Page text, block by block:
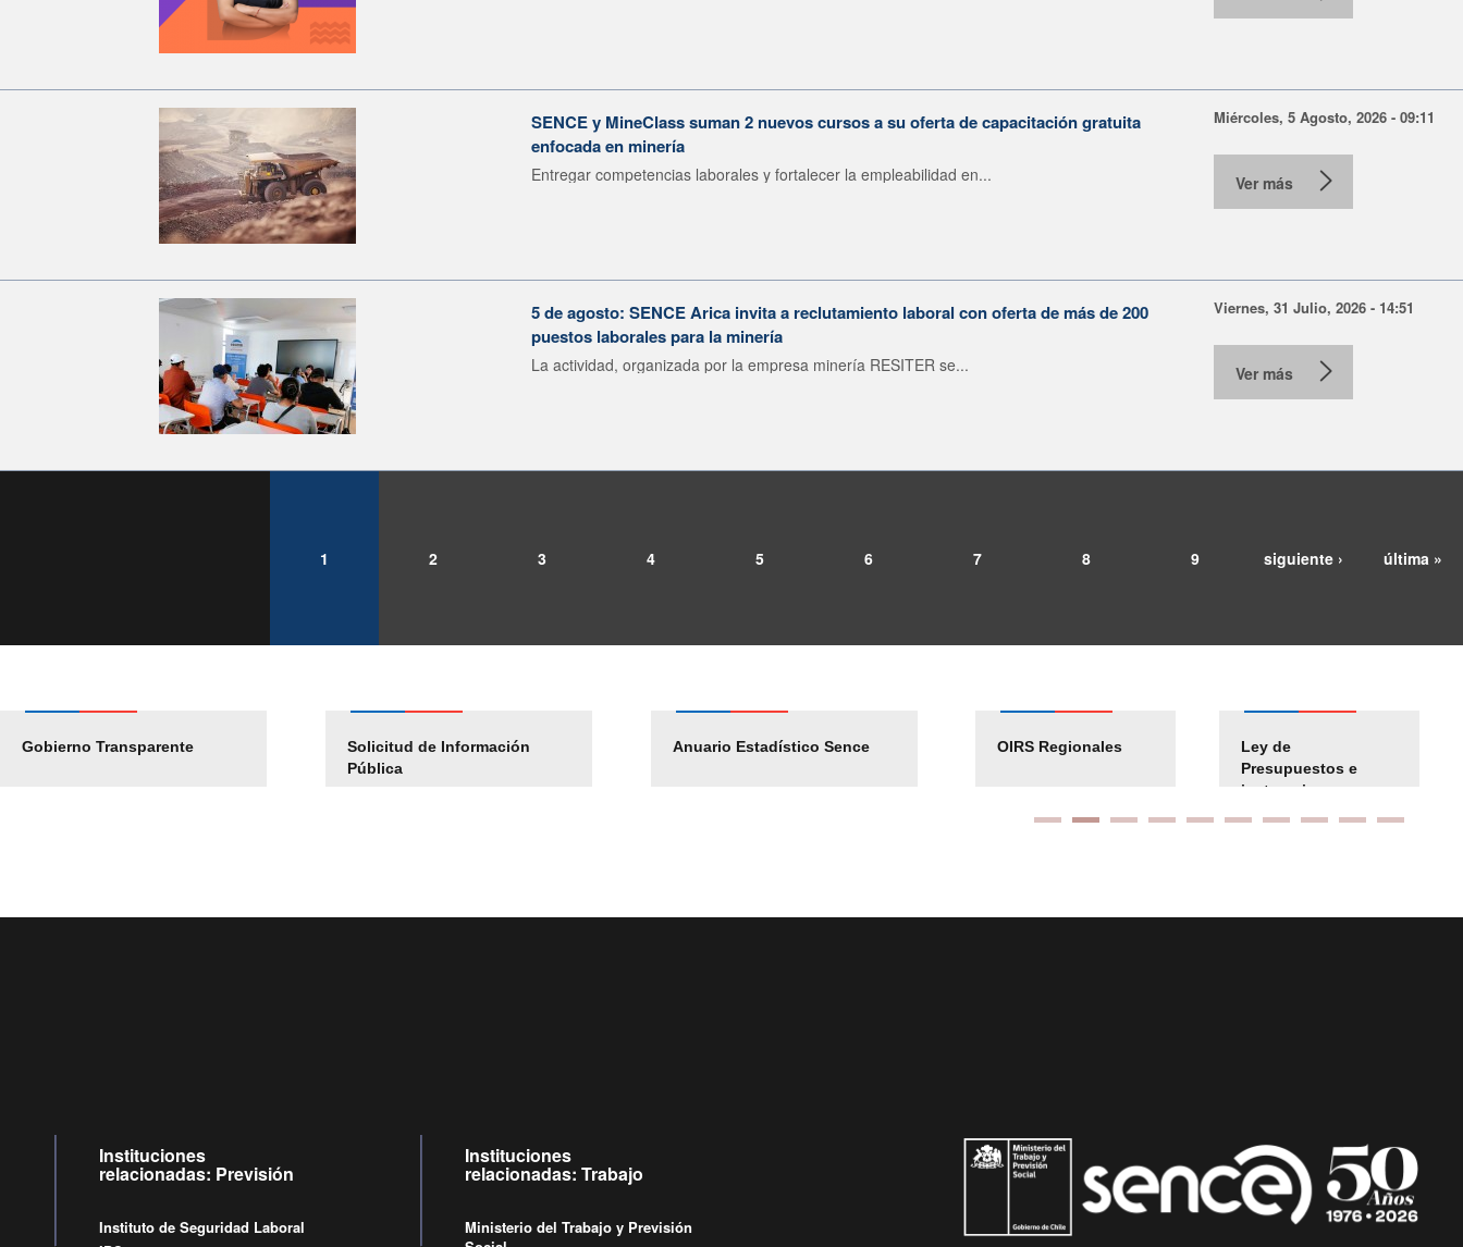
SENCE y MineClass suman 2 nuevos cursos a su oferta de capacitación gratuita
enfocada en minería
Entregar competencias laborales y fortalecer la empleabilidad en...
Miércoles, 5 Agosto, 2026 - 09:11
Ver más
5 de agosto: SENCE Arica invita a reclutamiento laboral con oferta de más de 200
puestos laborales para la minería
La actividad, organizada por la empresa minería RESITER se...
Viernes, 31 Julio, 2026 - 14:51
Ver más
1 2 3 4 5 6 7 8 9 siguiente › última »
Gobierno Transparente
Solicitud de Información
Pública
Anuario Estadístico Sence
Pago Proveedores
Empleos Públicos
Solicitud Audiencias
OIRS Regionales
Ley de
Presupuestos e
instrucciones
Instituciones
relacionadas: Previsión
Instituto de Seguridad Laboral
Instituciones
relacionadas: Trabajo
Ministerio del Trabajo y Previsión